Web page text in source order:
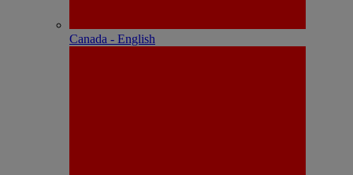
Canada - English